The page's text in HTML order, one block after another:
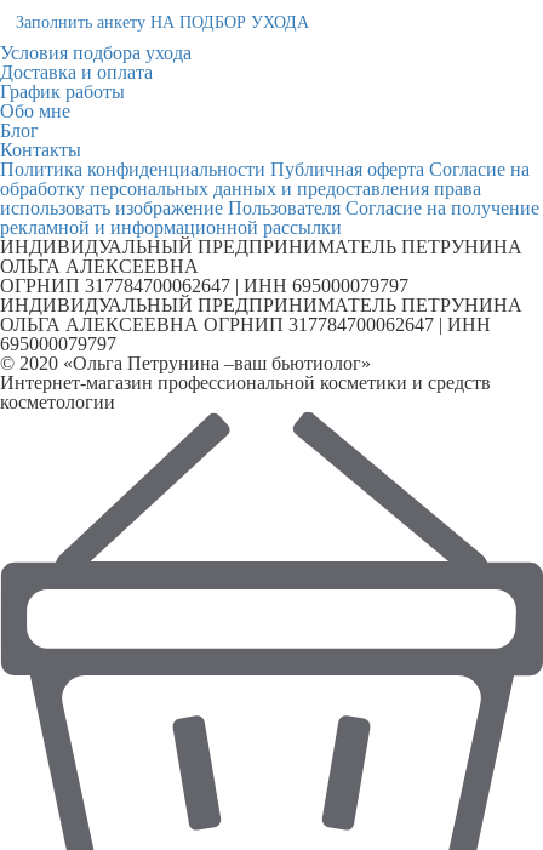
Заполнить анкету НА ПОДБОР УХОДА
Условия подбора ухода
Доставка и оплата
График работы
Обо мне
Блог
Контакты
Политика конфиденциальности Публичная оферта Согласие на
обработку персональных данных и предоставления права
использовать изображение Пользователя Согласие на получение
рекламной и информационной рассылки
ИНДИВИДУАЛЬНЫЙ ПРЕДПРИНИМАТЕЛЬ ПЕТРУНИНА
ОЛЬГА АЛЕКСЕЕВНА
ОГРНИП 317784700062647 | ИНН 695000079797
ИНДИВИДУАЛЬНЫЙ ПРЕДПРИНИМАТЕЛЬ ПЕТРУНИНА
ОЛЬГА АЛЕКСЕЕВНА ОГРНИП 317784700062647 | ИНН
695000079797
© 2020 «Ольга Петрунина –ваш бьютиолог»
Интернет-магазин профессиональной косметики и средств
косметологии